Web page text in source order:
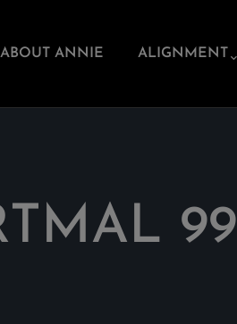
ABOUT ANNIE ALIGNMENT
99